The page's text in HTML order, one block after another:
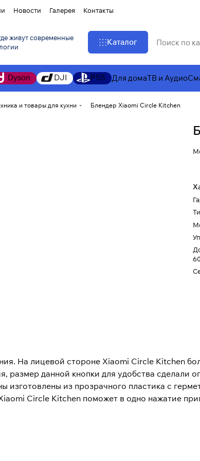
Новости Галерея Контакты
живут современные
Каталог
Dyson DJI PS5 Для домаТВ и Аудио
и товары для кухни Блендер Xiaomi Circle Kitchen
На лицевой стороне Xiaomi Circle Kitchen
размер данной кнопки для удобства
изготовлены из прозрачного пластика с
Circle Kitchen поможет в одно нажатие